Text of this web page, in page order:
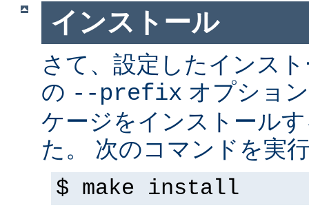
インストール
さて、設定したインス
の --prefix オプショ
ケージをインストール
た。 次のコマンドを実
$ make install